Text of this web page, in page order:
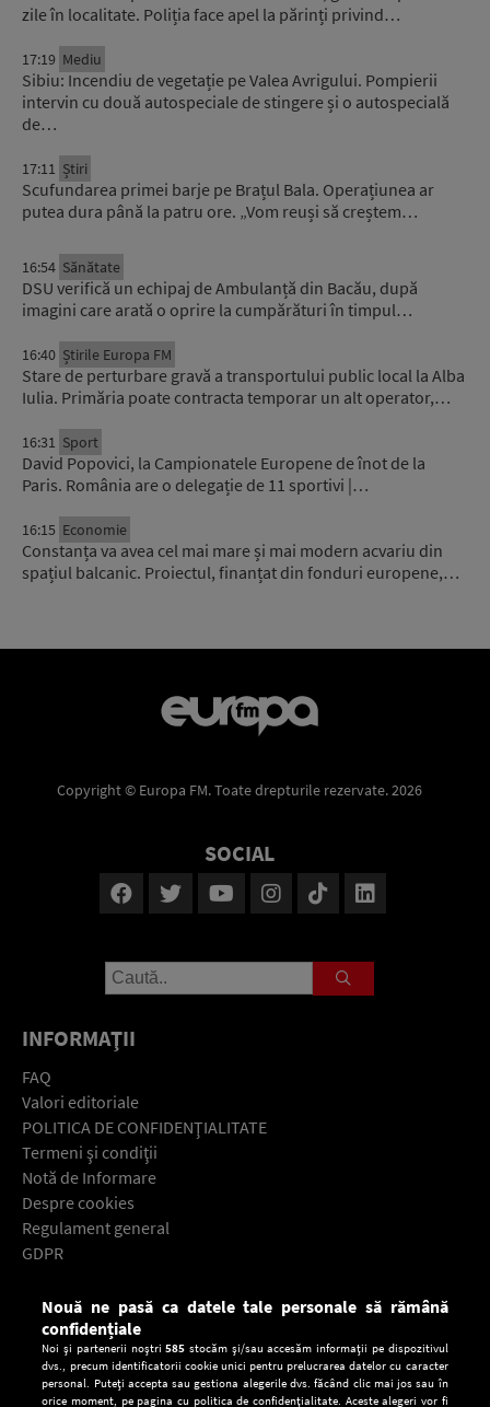
zile în localitate. Poliția face apel la părinți privind…
17:19 Mediu
Sibiu: Incendiu de vegetație pe Valea Avrigului. Pompierii
intervin cu două autospeciale de stingere și o autospecială
de…
17:11 Știri
Scufundarea primei barje pe Brațul Bala. Operațiunea ar
putea dura până la patru ore. „Vom reuși să creștem…
16:54 Sănătate
DSU verifică un echipaj de Ambulanță din Bacău, după
imagini care arată o oprire la cumpărături în timpul…
16:40 Știrile Europa FM
Stare de perturbare gravă a transportului public local la Alba
Iulia. Primăria poate contracta temporar un alt operator,…
16:31 Sport
David Popovici, la Campionatele Europene de înot de la
Paris. România are o delegație de 11 sportivi |…
16:15 Economie
Constanța va avea cel mai mare și mai modern acvariu din
spațiul balcanic. Proiectul, finanțat din fonduri europene,…
Copyright © Europa FM. Toate drepturile rezervate. 2026
SOCIAL
INFORMAŢII
FAQ
Valori editoriale
POLITICA DE CONFIDENŢIALITATE
Termeni şi condiţii
Notă de Informare
Despre cookies
Regulament general
GDPR
Descarcă gratuit aplicaţia Europa FM pentru smartphone:
Nouă ne pasă ca datele tale personale să rămână
confidențiale
Noi și partenerii noștri585 stocăm și/sau accesăm informații pe dispozitivul
dvs., precum identificatorii cookie unici pentru prelucrarea datelor cu caracter
personal. Puteți accepta sau gestiona alegerile dvs. făcând clic mai jos sau în
orice moment, pe pagina cu politica de confidențialitate. Aceste alegeri vor fi